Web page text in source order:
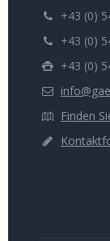
+43 (0)
+43 (0)
+43 (0)
Finden